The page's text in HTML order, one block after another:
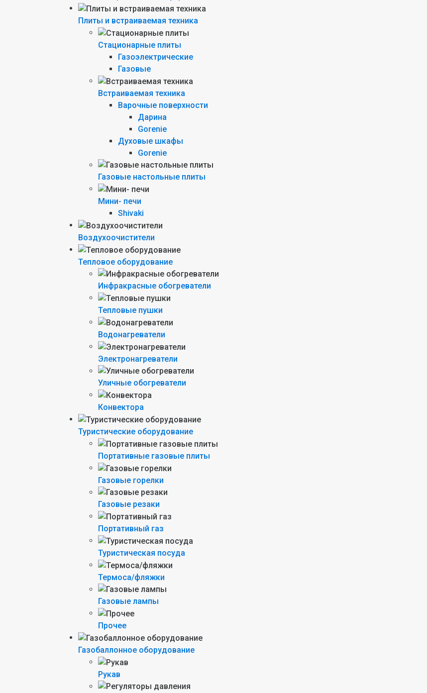
Плиты и встраиваемая техника
Стационарные плиты
Газоэлектрические
Газовые
Встраиваемая техника
Варочные поверхности
Дарина
Gorenie
Духовые шкафы
Gorenie
Газовые настольные плиты
Мини- печи
Shivaki
Воздухоочистители
Тепловое оборудование
Инфракрасные обогреватели
Тепловые пушки
Водонагреватели
Электронагреватели
Уличные обогреватели
Конвектора
Туристические оборудование
Портативные газовые плиты
Газовые горелки
Газовые резаки
Портативный газ
Туристическая посуда
Термоса/фляжки
Газовые лампы
Прочее
Газобаллонное оборудование
Рукав